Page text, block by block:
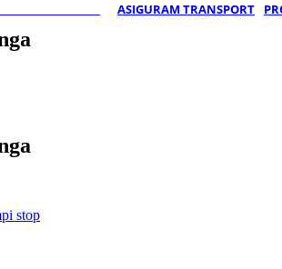
ASIGURAM TRANSPORT
stop